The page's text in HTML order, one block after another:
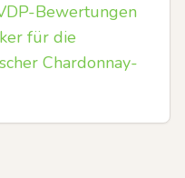
Bewertungen
für die
Chardonnay-